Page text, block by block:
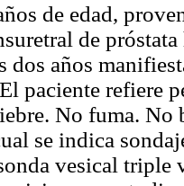
de edad,
de
dos años
paciente refiere
No fuma. No
se indica
vesical